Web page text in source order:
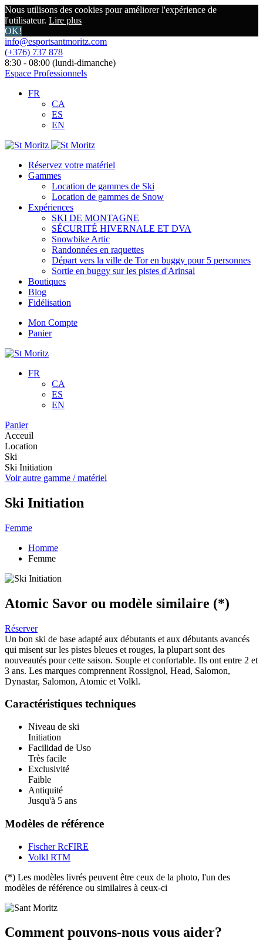
Nous utilisons des cookies pour améliorer l'expérience de
l'utilisateur. Lire plus
OK!
info@esportsantmoritz.com
(+376) 737 878
8:30 - 08:00 (lundi-dimanche)
Espace Professionnels
FR
CA
ES
EN
Réservez votre matériel
Gammes
Location de gammes de Ski
Location de gammes de Snow
Expériences
SKI DE MONTAGNE
SÉCURITÉ HIVERNALE ET DVA
Snowbike Artic
Randonnées en raquettes
Départ vers la ville de Tor en buggy pour 5 personnes
Sortie en buggy sur les pistes d'Arinsal
Boutiques
Blog
Fidélisation
Mon Compte
Panier
FR
CA
ES
EN
Panier
Acceuil
Location
Ski
Ski Initiation
Voir autre gamme / matériel
Ski Initiation
Femme
Homme
Femme
Atomic Savor ou modèle similaire (*)
Réserver
Un bon ski de base adapté aux débutants et aux débutants avancés
qui misent sur les pistes bleues et rouges, la plupart sont des
nouveautés pour cette saison. Souple et confortable. Ils ont entre 2 et
3 ans. Les marques comprennent Rossignol, Head, Salomon,
Dynastar, Salomon, Atomic et Volkl.
Caractéristiques techniques
Niveau de ski
Initiation
Facilidad de Uso
Très facile
Exclusivité
Faible
Antiquité
Jusqu'à 5 ans
Modèles de référence
Fischer RcFIRE
Volkl RTM
(*) Les modèles livrés peuvent être ceux de la photo, l'un des
modèles de référence ou similaires à ceux-ci
Comment pouvons-nous vous aider?